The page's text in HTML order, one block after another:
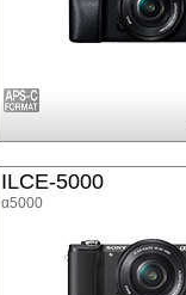
ILCE-5000
α5000